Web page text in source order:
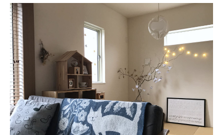
収納/掃除
daily mukuri/ アイテム